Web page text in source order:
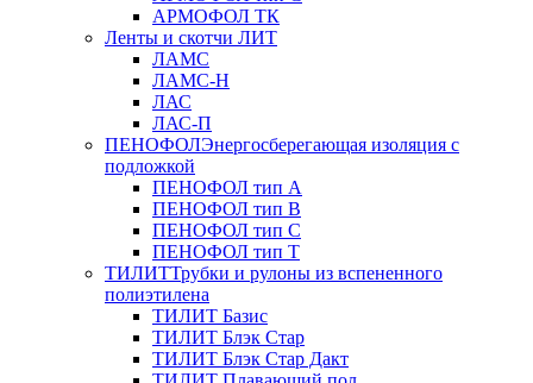
АРМОФОЛ ТК
Ленты и скотчи ЛИТ
ЛАМС
ЛАМС-Н
ЛАС
ЛАС-П
ПЕНОФОЛЭнергосберегающая изоляция с
подложкой
ПЕНОФОЛ тип А
ПЕНОФОЛ тип B
ПЕНОФОЛ тип C
ПЕНОФОЛ тип T
ТИЛИТТрубки и рулоны из вспененного
полиэтилена
ТИЛИТ Базис
ТИЛИТ Блэк Стар
ТИЛИТ Блэк Стар Дакт